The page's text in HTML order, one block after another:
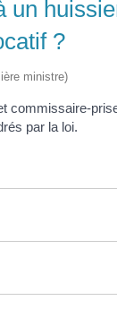
un
?
ministre)
par la loi.